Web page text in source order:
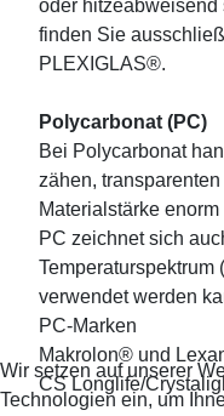
oder hitzeabweisend
finden Sie
PLEXIGLAS®.
Polycarbonat (PC)
Bei Polycarbonat
zähen,
Materialstärke
PC zeichnet sich
Temperaturspektrum
verwendet werden
PC-Marken
Makrolon® und
CS Longlife/
Wir setzen auf unserer
Technologien ein, um